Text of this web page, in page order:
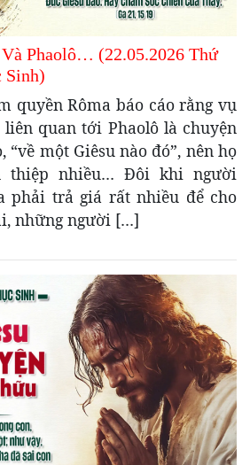
Phaolô… (22.05.2026 Thứ
Sinh)
quyền Rôma báo cáo rằng vụ
quan tới Phaolô là chuyện
một Giêsu nào đó”, nên họ
thiệp nhiều… Đôi khi người
phải trả giá rất nhiều để cho
những người […]